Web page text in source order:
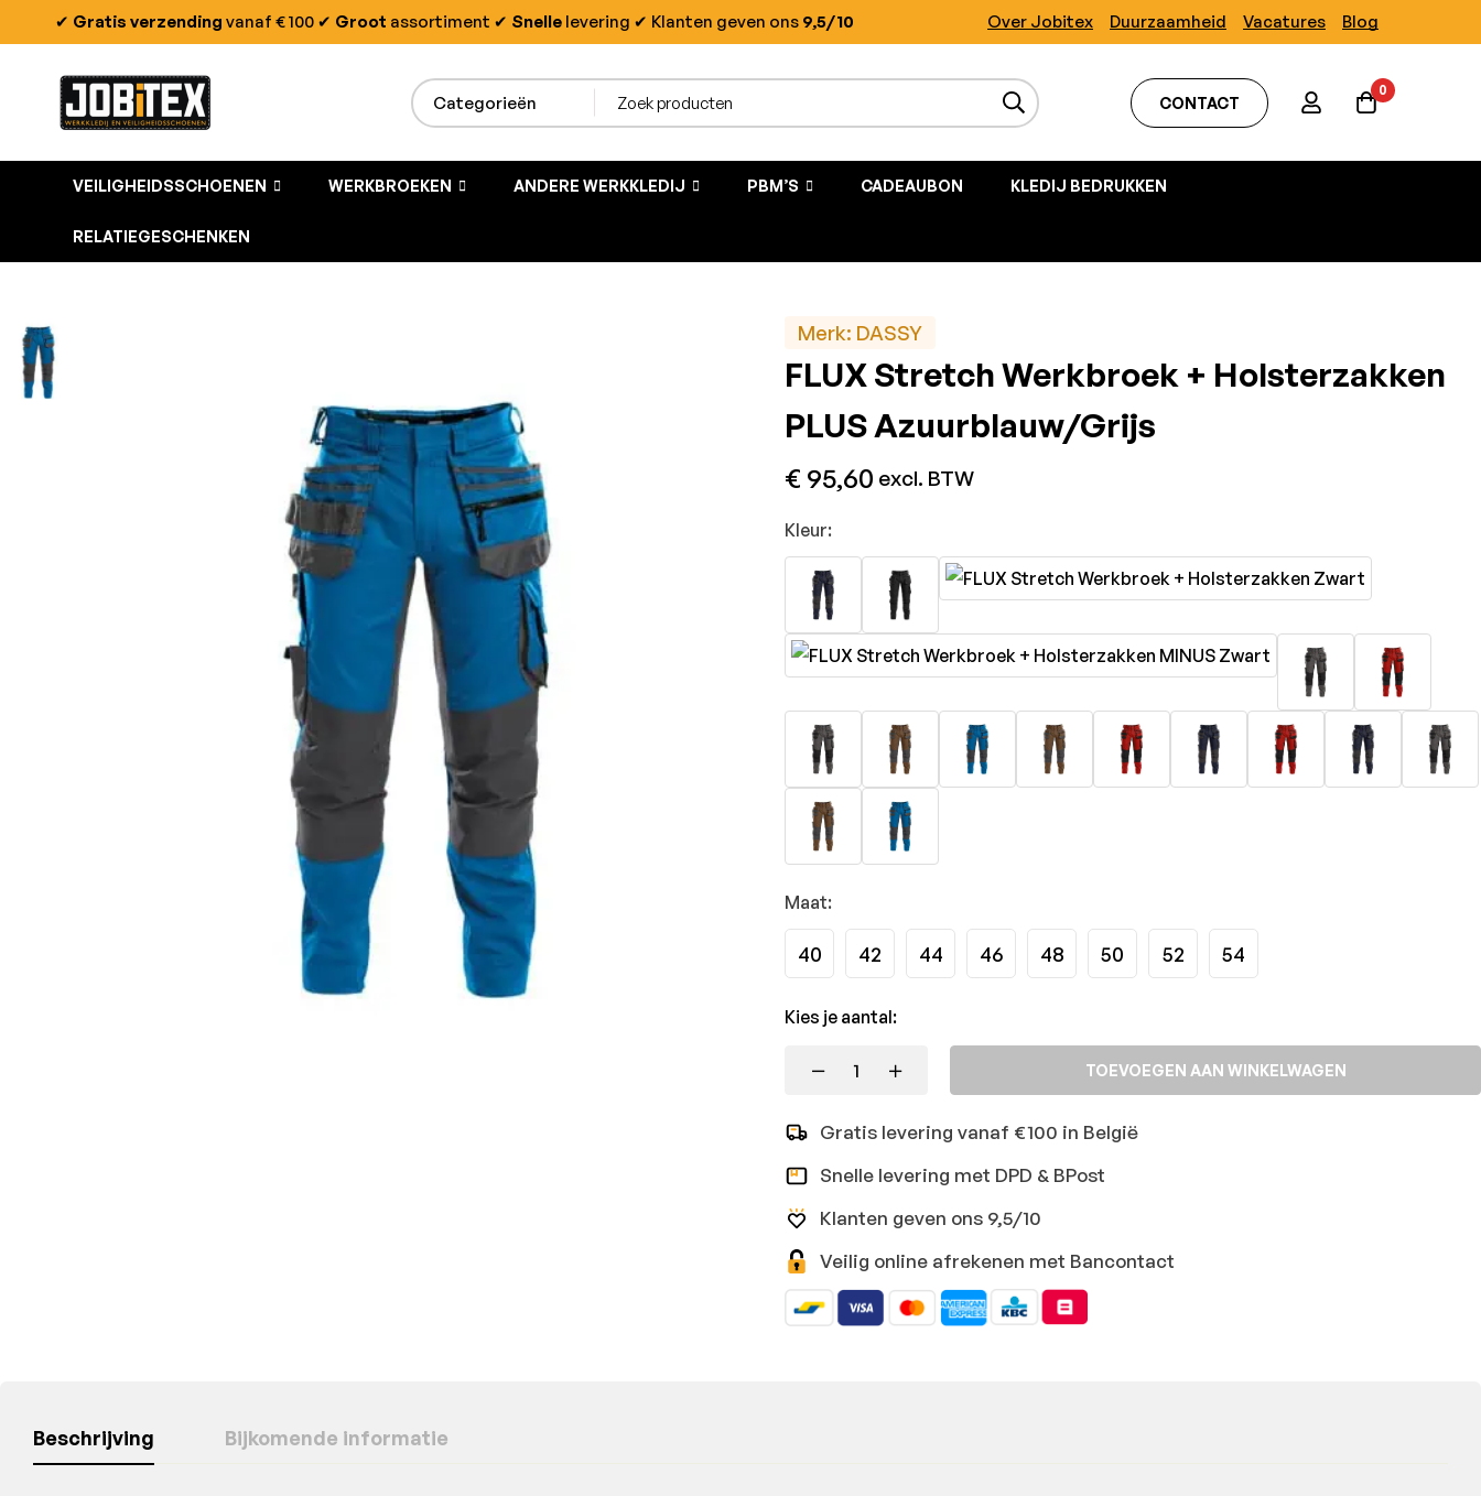
✔ Gratis verzending vanaf € 100 ✔ Groot assortiment ✔ Snelle levering ✔ Klanten geven ons 9,5/10 Over Jobitex Duurzaamheid Vacatures Blog
CONTACT
0
VEILIGHEIDSSCHOENEN WERKBROEKEN ANDERE WERKKLEDIJ PBM’S CADEAUBON KLEDIJ BEDRUKKEN
RELATIEGESCHENKEN
Merk: DASSY
FLUX Stretch Werkbroek + Holsterzakken
PLUS Azuurblauw/Grijs
€ 95,60 excl. BTW
Kleur:
Maat:
40 42 44 46 48 50 52 54
Kies je aantal:
TOEVOEGEN AAN WINKELWAGEN
Gratis levering vanaf €100 in België
Snelle levering met DPD & BPost
Klanten geven ons 9,5/10
Veilig online afrekenen met Bancontact
Beschrijving Bijkomende informatie